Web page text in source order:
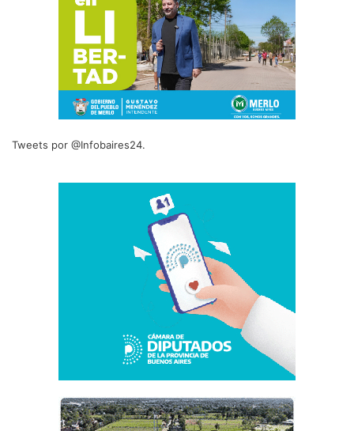
Tweets por @Infobaires24.